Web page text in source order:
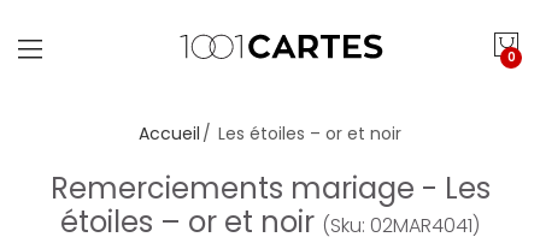
0
Accueil Les étoiles – or et noir
Remerciements mariage - Les
étoiles – or et noir (Sku: 02MAR4041)